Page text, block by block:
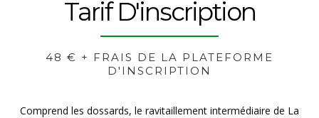
Tarif D'inscription
48 € + FRAIS DE LA PLATEFORME
D'INSCRIPTION
Comprend les dossards, le ravitaillement intermédiaire de La